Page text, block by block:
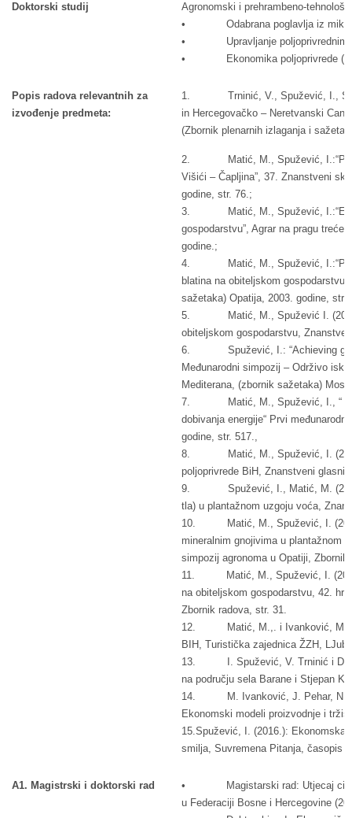
Doktorski studij
Agronomski i prehrambeno-
• Odabrana poglavlja iz
• Upravljanje poljoprivrednim
• Ekonomika poljoprivrede
Popis radova relevantnih za
izvođenje predmeta:
1. Trninić, V., Spužević, I.,
in Hercegovačko – Neretvanski
(Zbornik plenarnih izlaganja i
2. Matić, M., Spužević,
Višići – Čapljina”, 37. Znanstveni
godine, str. 76.;
3. Matić, M., Spužević,
gospodarstvu”, Agrar na pragu
godine.;
4. Matić, M., Spužević, I.:“Prilog
blatina na obiteljskom
sažetaka) Opatija, 2003. godine,
5. Matić, M., Spužević I. (2003):
obiteljskom gospodarstvu,
6. Spužević, I.: “Achieving good
Međunarodni simpozij – Održivo
Mediterana, (zbornik sažetaka)
7. Matić, M., Spužević, I., “
dobivanja energije“ Prvi
godine, str. 517.,
8. Matić, M., Spužević, I. (2005):
poljoprivrede BiH, Znanstveni
9. Spužević, I., Matić, M. (2006):
tla) u plantažnom uzgoju voća,
10. Matić, M., Spužević, I.
mineralnim gnojivima u plantažnom
simpozij agronoma u Opatiji, Zbornik
11. Matić, M., Spužević, I.
na obiteljskom gospodarstvu, 42.
Zbornik radova, str. 31.
12. Matić, M.,. i Ivanković, M. i
BIH, Turistička zajednica ŽZH,
13. I. Spužević, V. Trninić i D.
na području sela Barane i Stjepan
14. M. Ivanković, J. Pehar, N.
Ekonomski modeli proizvodnje i
15.Spužević, I. (2016.): Ekonomska
smilja, Suvremena Pitanja, časopis
A1. Magistrski i doktorski rad
• Magistarski rad: Utjecaj cijena
u Federaciji Bosne i Hercegovine